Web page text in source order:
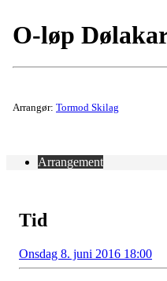
O-løp
Arrangør: Tormod Skilag
Arrangement
Tid
Onsdag 8. juni 2016 18:00